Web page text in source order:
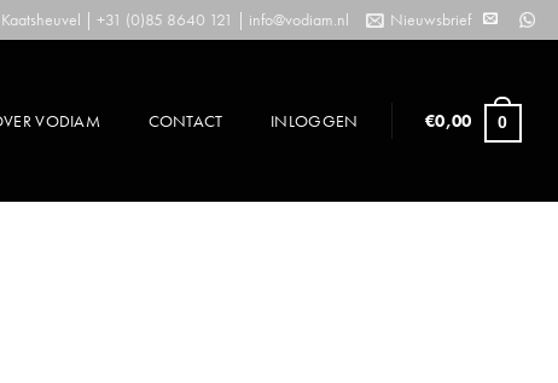
| +31 (0)85 8640 121 | info@vodiam.nl Nieuwsbrief
VODIAM CONTACT INLOGGEN €0,00 0